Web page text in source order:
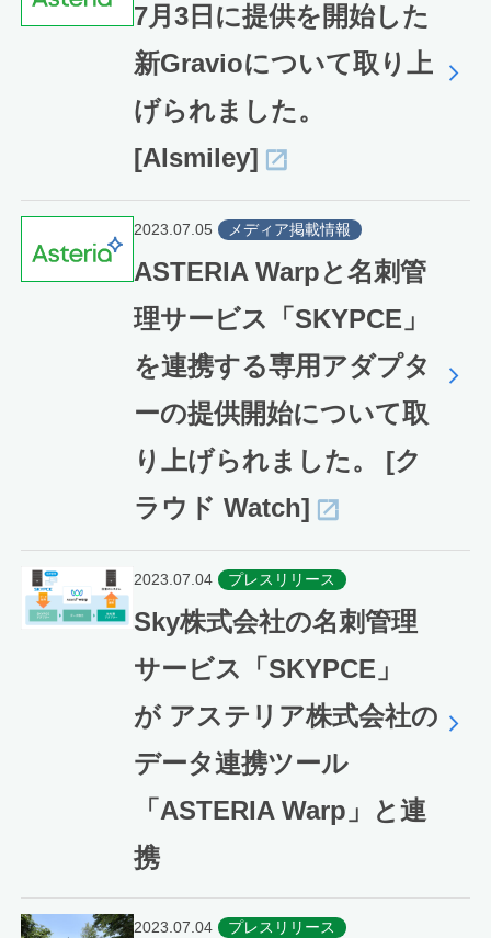
7月3日に提供を開始した
新Gravioについて取り上
げられました。
[AIsmiley]
2023.07.05 メディア掲載情報
ASTERIA Warpと名刺管
理サービス「SKYPCE」
を連携する専用アダプタ
ーの提供開始について取
り上げられました。 [ク
ラウド Watch]
2023.07.04 プレスリリース
Sky株式会社の名刺管理
サービス「SKYPCE」
が アステリア株式会社の
データ連携ツール
「ASTERIA Warp」と連
携
2023.07.04 プレスリリース